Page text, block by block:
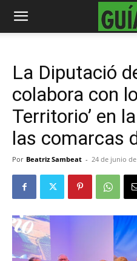
La Diputació
colabora con
Territorio’ en
las comarcas
Por Beatriz Sambeat - 24 de junio de